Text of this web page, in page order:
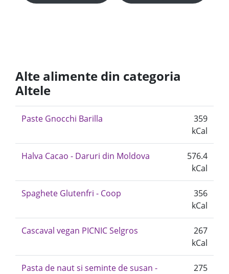
Alte alimente din categoria
Altele
Paste Gnocchi Barilla
359
kCal
Halva Cacao - Daruri din Moldova
576.4
kCal
Spaghete Glutenfri - Coop
356
kCal
Cascaval vegan PICNIC Selgros
267
kCal
Pasta de naut si seminte de susan -
275